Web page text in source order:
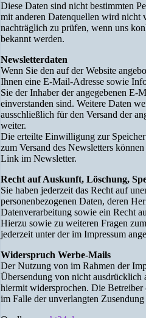
Diese Daten sind nicht bestimmten
mit anderen Datenquellen wird nicht
nachträglich zu prüfen, wenn uns
bekannt werden.
Newsletterdaten
Wenn Sie den auf der Website
Ihnen eine E-Mail-Adresse sowie
Sie der Inhaber der angegebenen E-
einverstanden sind. Weitere Daten
ausschließlich für den Versand der
weiter.
Die erteilte Einwilligung zur
zum Versand des Newsletters
Link im Newsletter.
Recht auf Auskunft, Löschung,
Sie haben jederzeit das Recht auf
personenbezogenen Daten, deren
Datenverarbeitung sowie ein Recht
Hierzu sowie zu weiteren Fragen
jederzeit unter der im Impressum
Widerspruch Werbe-Mails
Der Nutzung von im Rahmen der
Übersendung von nicht
hiermit widersprochen. Die Betreiber
im Falle der unverlangten